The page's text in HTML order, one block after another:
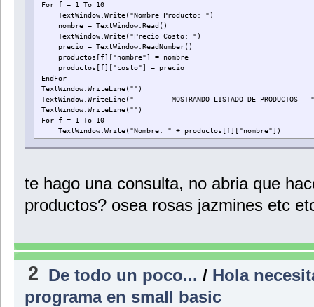
For f = 1 To 10
TextWindow.Write("Nombre Producto: ")
nombre = TextWindow.Read()
TextWindow.Write("Precio Costo: ")
precio = TextWindow.ReadNumber()
productos[f]["nombre"] = nombre
productos[f]["costo"] = precio
EndFor
TextWindow.WriteLine("")
TextWindow.WriteLine(" --- MOSTRANDO LISTADO DE
TextWindow.WriteLine("")
For f = 1 To 10
TextWindow.Write("Nombre: " + productos[f]["nombre"])
TextWindow.WriteLine(" - Precio: " + productos[f]["costo"])
te hago una consulta, no abria que
productos? osea rosas jazmines etc
2 De todo un poco... / Hola
programa en small basic